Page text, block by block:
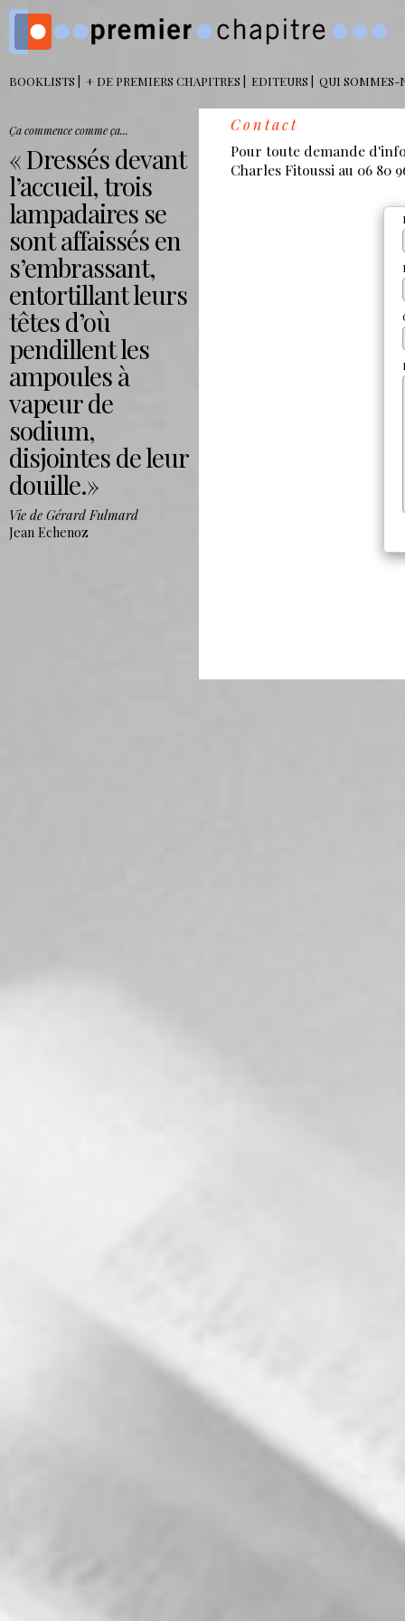
BOOKLISTS + DE PREMIERS CHAPITRES EDITEURS QUI SOMMES-
Ça commence comme ça...
Dressés devant
l’accueil, trois
lampadaires se
sont affaissés en
s’embrassant,
entortillant leurs
têtes d’où
pendillent les
ampoules à
vapeur de
sodium,
disjointes de leur
douille.
Vie de Gérard Fulmard
Jean Echenoz
Contact
Pour toute demande
Charles Fitoussi au 06 80